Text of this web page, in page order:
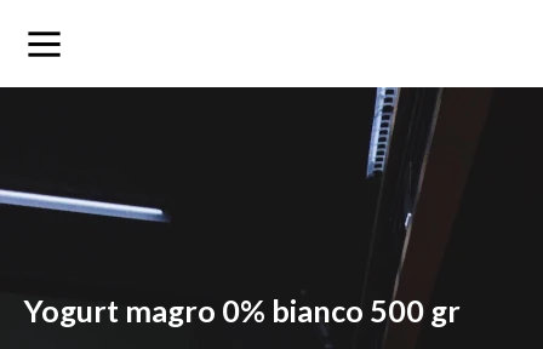
yogurt magro 0% bianco 500 gr